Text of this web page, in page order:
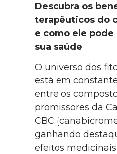
Descubra os
terapêuticos do
e como ele
sua saúde
O universo dos
está em
entre os
promissores da
CBC
ganhando
efeitos